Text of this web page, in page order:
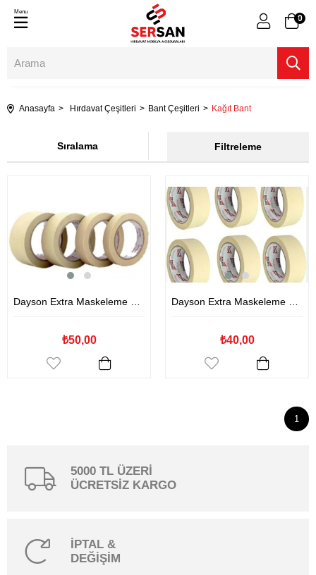
0
Menu
Anasayfa Hırdavat Çeşitleri Bant Çeşitleri Kağıt Bant
Filtreleme
Sıralama
Dayson Extra Maskeleme Bandı Kahverengi 35Mtr
₺50,00
Dayson Extra Maskeleme Bandı Beyaz 35 Mtr
₺40,00
1
5000 TL ÜZERİ
ÜCRETSİZ KARGO
İPTAL &
DEĞİŞİM